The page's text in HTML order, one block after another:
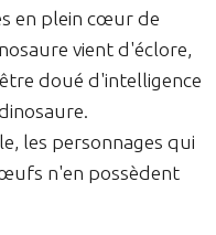
en plein cœur de
vient d'éclore,
doué d'intelligence
les personnages qui
n'en possèdent